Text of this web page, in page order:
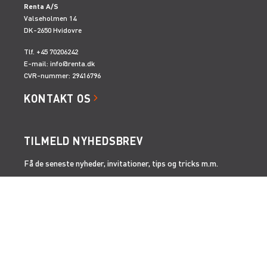
Renta A/S
Valseholmen 14
DK-2650 Hvidovre
Tlf. +45 70206242
E-mail: info@renta.dk
CVR-nummer: 29416796
KONTAKT OS
TILMELD NYHEDSBREV
Få de seneste nyheder, invitationer, tips og tricks m.m.